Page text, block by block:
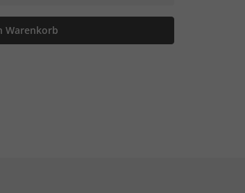
Warenkorb